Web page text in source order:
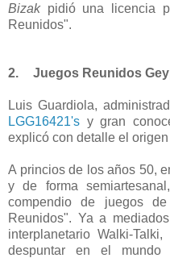
Bizakpidió una licencia
Reunidos".
2. Juegos Reunidos
Luis Guardiola,
LGG16421's y gran
explicó con detalle el
A princios de los años 50,
y de forma
compendio de juegos
Reunidos". Ya a
interplanetario Walki-
despuntar en el